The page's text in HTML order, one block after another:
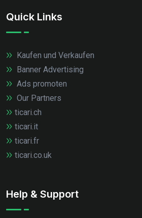
Quick Links
Kaufen und Verkaufen
Banner Advertising
Ads promoten
Our Partners
ticari.ch
ticari.it
ticari.fr
ticari.co.uk
Help & Support